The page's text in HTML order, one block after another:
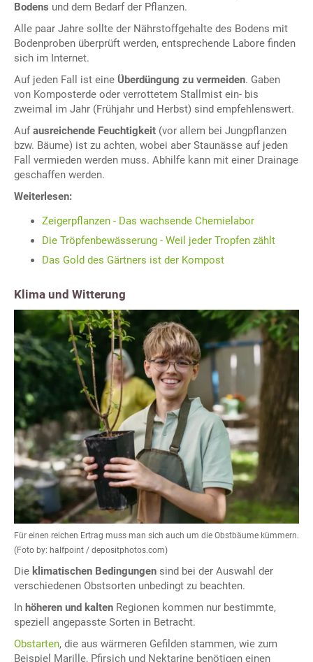
Bodens und dem Bedarf der Pflanzen.
Alle paar Jahre sollte der Nährstoffgehalte des Bodens mit
Bodenproben überprüft werden, entsprechende Labore finden
sich im Internet.
Auf jeden Fall ist eine Überdüngung zu vermeiden. Gaben
von Komposterde oder verrottetem Stallmist ein- bis
zweimal im Jahr (Frühjahr und Herbst) sind empfehlenswert.
Auf ausreichende Feuchtigkeit (vor allem bei Jungpflanzen
bzw. Bäume) ist zu achten, wobei aber Staunässe auf jeden
Fall vermieden werden muss. Abhilfe kann mit einer Drainage
geschaffen werden.
Weiterlesen:
Zeigerpflanzen - Das wachsende Chemielabor
Die Tröpfenbewässerung - Weil jeder Tropfen zählt
Das Gold des Gärtners ist der Kompost
Klima und Witterung
Für einen reichen Ertrag muss man sich auch um die Obstbäume kümmern.
(Foto by: halfpoint / depositphotos.com)
Die klimatischen Bedingungen sind bei der Auswahl der
verschiedenen Obstsorten unbedingt zu beachten.
In höheren und kalten Regionen kommen nur bestimmte,
speziell angepasste Sorten in Betracht.
Obstarten, die aus wärmeren Gefilden stammen, wie zum
Beispiel Marille, Pfirsich und Nektarine benötigen einen